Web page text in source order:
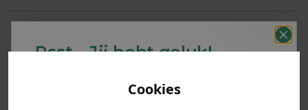
Cookies
Psst... Jij hebt geluk!
Welke mystery
krijg jij? (Tot-30%